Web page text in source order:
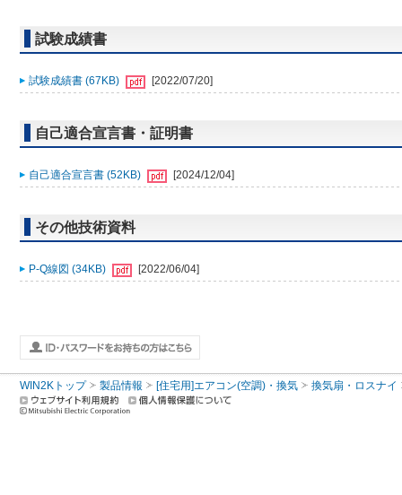
試験成績書
試験成績書 (67KB) [2022/07/20]
自己適合宣言書・証明書
自己適合宣言書 (52KB) [2024/12/04]
その他技術資料
P-Q線図 (34KB) [2022/06/04]
WIN2Kトップ 製品情報 [住宅用]エアコン(空調)・換気 換気扇・ロスナイ